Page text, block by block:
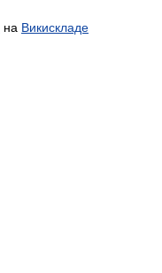
на Викискладе